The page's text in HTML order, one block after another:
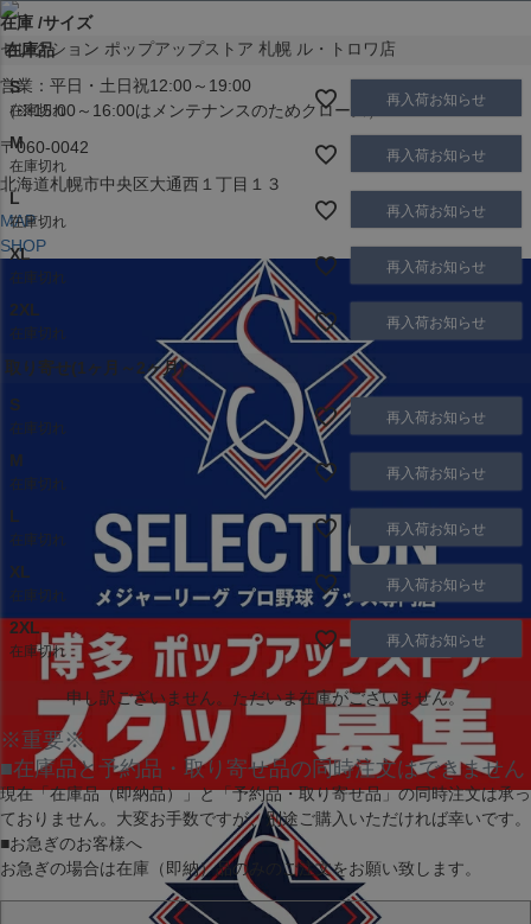
セレクション ポップアップストア 札幌 ル・トロワ店
営業：平日・土日祝12:00～19:00
（※15:00～16:00はメンテナンスのためクローズ）
〒060-0042
北海道札幌市中央区大通西１丁目１３
MAP
SHOP
在庫 サイズ
在庫品
S
在庫切れ
再入荷お知らせ
M
在庫切れ
再入荷お知らせ
L
在庫切れ
再入荷お知らせ
XL
在庫切れ
再入荷お知らせ
2XL
在庫切れ
再入荷お知らせ
取り寄せ(1ヶ月～2ヶ月)
S
在庫切れ
再入荷お知らせ
M
在庫切れ
再入荷お知らせ
L
在庫切れ
再入荷お知らせ
XL
在庫切れ
再入荷お知らせ
2XL
在庫切れ
再入荷お知らせ
申し訳ございません。ただいま在庫がございません。
※重要※
■在庫品と予約品・取り寄せ品の同時注文はできません
現在「在庫品（即納品）」と「予約品・取り寄せ品」の同時注文は承っ
ておりません。大変お手数ですが、別途ご購入いただければ幸いです。
■お急ぎのお客様へ
お急ぎの場合は在庫（即納）品のみのご注文をお願い致します。